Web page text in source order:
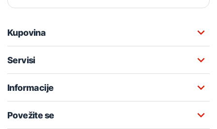
Kupovina
Servisi
Informacije
Povežite se